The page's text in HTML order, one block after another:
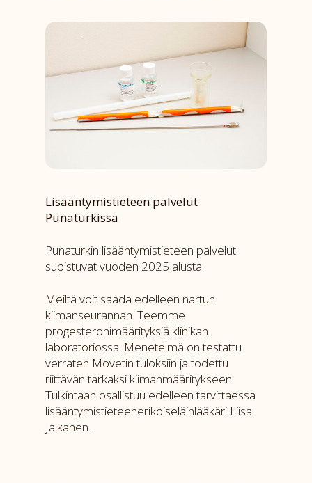
Lisääntymistieteen palvelut
Punaturkissa
Punaturkin lisääntymistieteen palvelut
supistuvat vuoden 2025 alusta.
Meiltä voit saada edelleen nartun
kiimanseurannan. Teemme
progesteronimäärityksiä klinikan
laboratoriossa. Menetelmä on testattu
verraten Movetin tuloksiin ja todettu
riittävän tarkaksi kiimanmääritykseen.
Tulkintaan osallistuu edelleen tarvittaessa
lisääntymistieteenerikoiseläinlääkäri Liisa
Jalkanen.